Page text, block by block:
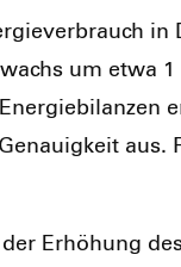
in
um etwa
aus.
Erhö­hung